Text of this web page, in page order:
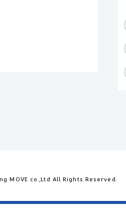
MOVE co.,Ltd All Rights Reserved.